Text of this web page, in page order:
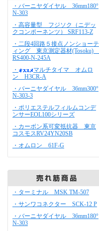
・バーニヤダイヤル 36mm180°
N-303
・高容量型 フジソク（ニデッ
クコンポーネンツ） SRF113-Z
・二段4回路５接点ノンショーテ
ィング 東京測定器材(Tosoku)
RS400-N-245A
・
マルチタイマ オムロ
ン H3CR-A
・バーニヤダイヤル 36mm300°
N-303-3
・ポリエステルフィルムコンデ
ンサーEOL100シリーズ
・カーボン系可変抵抗器 東京
コスモスRV24YN20SB
・オムロン 61F-G
・ターミナル MSK TM-507
・サンワコネクター SCK-12 P
・バーニヤダイヤル 36mm180°
N-303